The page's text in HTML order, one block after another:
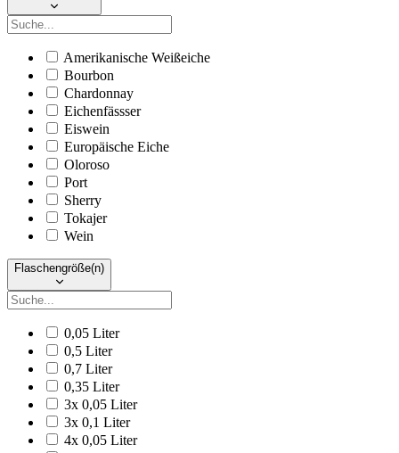
Amerikanische Weißeiche
Bourbon
Chardonnay
Eichenfässser
Eiswein
Europäische Eiche
Oloroso
Port
Sherry
Tokajer
Wein
Flaschengröße(n)
0,05 Liter
0,5 Liter
0,7 Liter
0,35 Liter
3x 0,05 Liter
3x 0,1 Liter
4x 0,05 Liter